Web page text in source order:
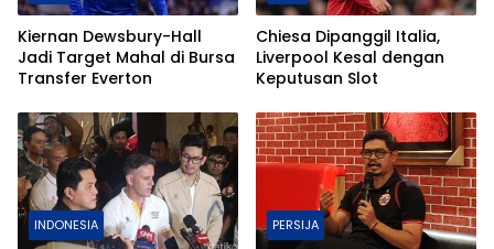
Kiernan Dewsbury-Hall
Jadi Target Mahal di Bursa
Transfer Everton
Chiesa Dipanggil Italia,
Liverpool Kesal dengan
Keputusan Slot
INDONESIA PERSIJA